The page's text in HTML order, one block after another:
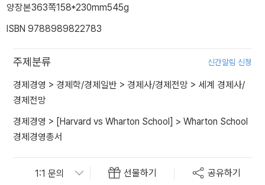
양장본363쪽158*230mm545g
ISBN 9788989822783
주제분류 신간알림 신청
경제경영 > 경제학/경제일반 > 경제사/경제전망 > 세계 경제사/
경제전망
경제경영 > [Harvard vs Wharton School] > Wharton School
경제경영총서
선물하기 공유하기